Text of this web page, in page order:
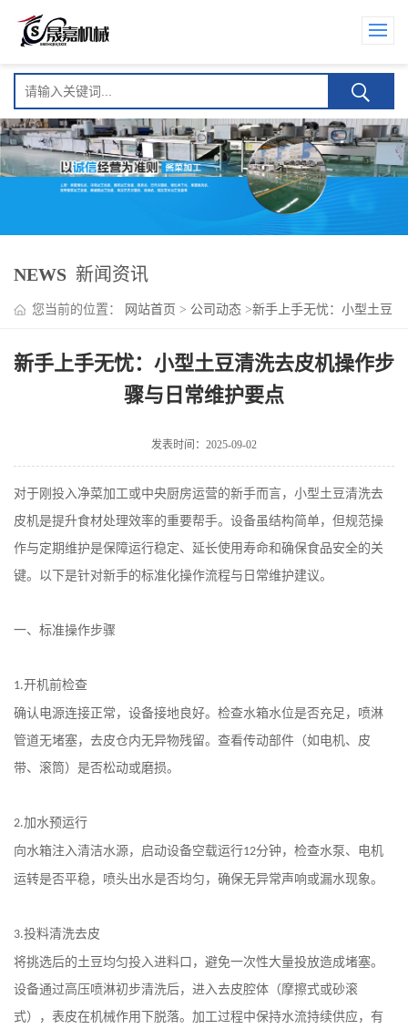
NEWS 新闻资讯
您当前的位置： 网站首页 > 公司动态 >新手上手无忧：小型土豆
新手上手无忧：小型土豆清洗去皮机操作步
骤与日常维护要点
发表时间：2025-09-02
对于刚投入净菜加工或中央厨房运营的新手而言，小型土豆清洗去
皮机是提升食材处理效率的重要帮手。设备虽结构简单，但规范操
作与定期维护是保障运行稳定、延长使用寿命和确保食品安全的关
键。以下是针对新手的标准化操作流程与日常维护建议。
一、标准操作步骤
1.开机前检查
确认电源连接正常，设备接地良好。检查水箱水位是否充足，喷淋
管道无堵塞，去皮仓内无异物残留。查看传动部件（如电机、皮
带、滚筒）是否松动或磨损。
2.加水预运行
向水箱注入清洁水源，启动设备空载运行12分钟，检查水泵、电机
运转是否平稳，喷头出水是否均匀，确保无异常声响或漏水现象。
3.投料清洗去皮
将挑选后的土豆均匀投入进料口，避免一次性大量投放造成堵塞。
设备通过高压喷淋初步清洗后，进入去皮腔体（摩擦式或砂滚
式），表皮在机械作用下脱落。加工过程中保持水流持续供应，有